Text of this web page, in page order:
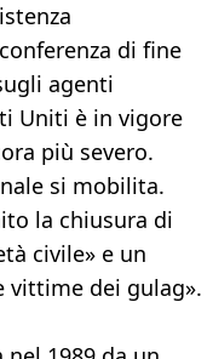
di fine
agenti
Uniti è in vigore
più severo.
si mobilita.
la chiusura di
civile» e un
vittime dei gulag».